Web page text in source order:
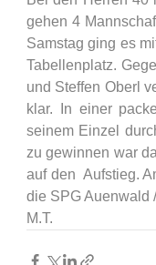
gehen 4
Samstag ging es
Tabellenplatz.
und Steffen Oberl
klar. In einer
seinem Einzel
zu gewinnen war
auf den  Aufstieg.
die SPG Auenwald
M.T.